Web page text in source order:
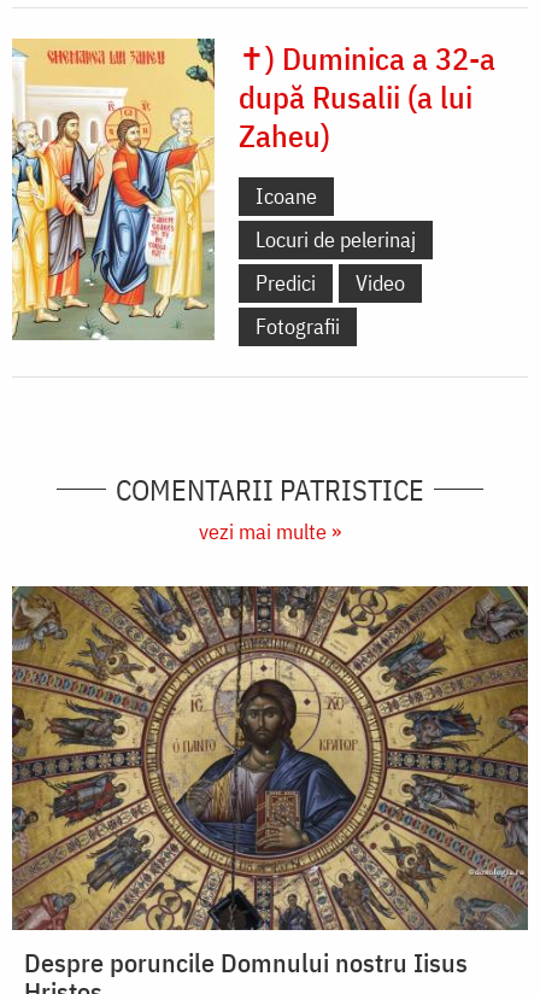
✝) Duminica a 32-a
după Rusalii (a lui
Zaheu)
Icoane
Locuri de pelerinaj
Predici
Video
Fotografii
COMENTARII PATRISTICE
vezi mai multe »
Despre poruncile Domnului nostru Iisus